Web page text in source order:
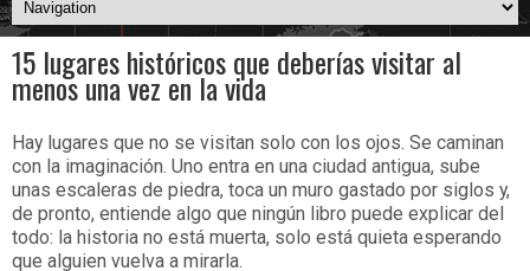
15 lugares históricos que deberías visitar al
menos una vez en la vida
Hay lugares que no se visitan solo con los ojos. Se caminan
con la imaginación. Uno entra en una ciudad antigua, sube
unas escaleras de piedra, toca un muro gastado por siglos y,
de pronto, entiende algo que ningún libro puede explicar del
todo: la historia no está muerta, solo está quieta esperando
que alguien vuelva a mirarla.